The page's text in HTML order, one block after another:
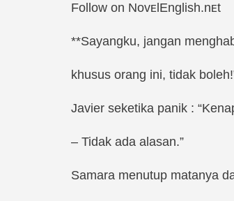
Follow on NovᴇlEnglish.nᴇt
**Sayangku, jangan
khusus orang ini, tidak
Javier seketika panik :
– Tidak ada alasan.”
Samara menutup matanya